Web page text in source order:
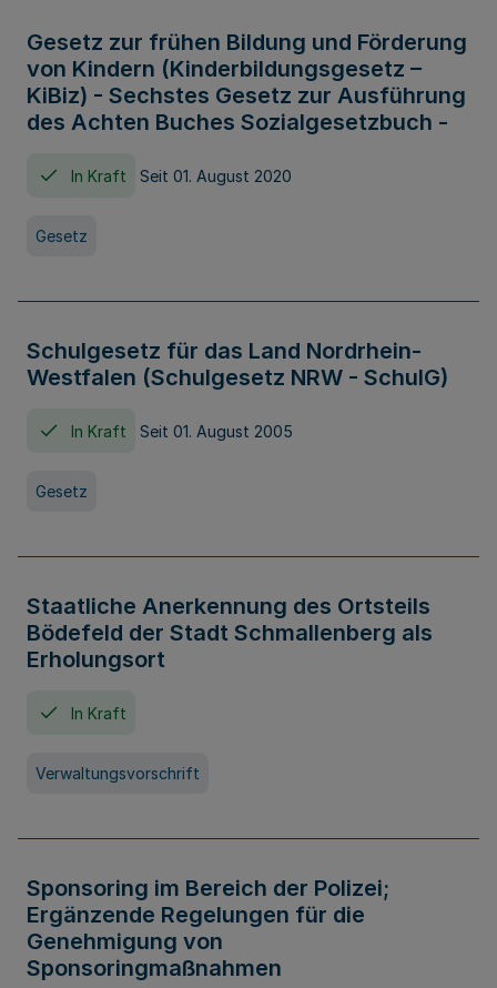
Gesetz zur frühen Bildung und Förderung
von Kindern (Kinderbildungsgesetz –
KiBiz) - Sechstes Gesetz zur Ausführung
des Achten Buches Sozialgesetzbuch -
In Kraft Seit 01. August 2020
Gesetz
Schulgesetz für das Land Nordrhein-
Westfalen (Schulgesetz NRW - SchulG)
In Kraft Seit 01. August 2005
Gesetz
Staatliche Anerkennung des Ortsteils
Bödefeld der Stadt Schmallenberg als
Erholungsort
In Kraft
Verwaltungsvorschrift
Sponsoring im Bereich der Polizei;
Ergänzende Regelungen für die
Genehmigung von
Sponsoringmaßnahmen